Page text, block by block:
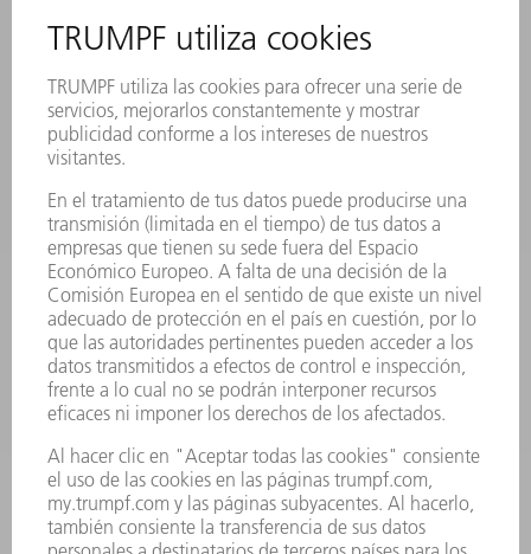
REGISTRO PARA EL BOLETÍN INFORMATIVO
MYTRUMPF
FICHAS TÉCNICAS DE SEGURIDAD
PRODUCTOS
MÁQUINAS Y SISTEMAS
LÁSER
HERRAMIENTAS PORTÁTILES
FÁBRICA INTELIGENTE
SOFTWARE
SERVICIOS
APLICACIONES
SECTORES
EMPRESA
CARRERA PROFESIONAL
OFERTAS DE TRABAJO
PERFIL DE LA EMPRESA
INFORME ANUAL
PRINCIPIOS CORPORATIVOS
CUMPLIMIENTO
SISTEMA DE INFORMADORES